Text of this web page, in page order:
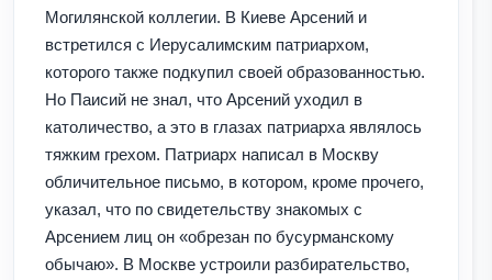
Могилянской коллегии. В Киеве Арсений и
встретился с Иерусалимским патриархом,
которого также подкупил своей образованностью.
Но Паисий не знал, что Арсений уходил в
католичество, а это в глазах патриарха являлось
тяжким грехом. Патриарх написал в Москву
обличительное письмо, в котором, кроме прочего,
указал, что по свидетельству знакомых с
Арсением лиц он «обрезан по бусурманскому
обычаю». В Москве устроили разбирательство,